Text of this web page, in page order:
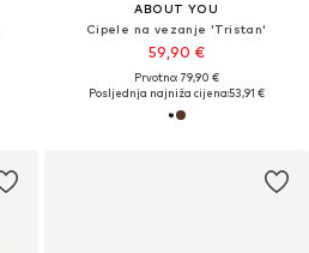
ABOUT YOU
Cipele na vezanje 'Tristan'
59,90 €
Prvotno: 79,90 €
Posljednja najniža cijena:53,91 €